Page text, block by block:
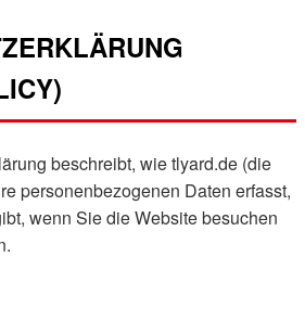
beschreibt, wie tlyard.de (die
personenbezogenen Daten erfasst,
wenn Sie die Website besuchen